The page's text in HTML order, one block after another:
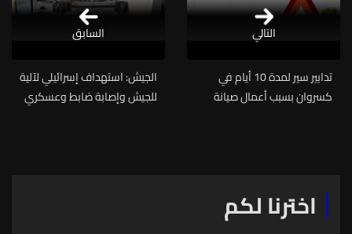
التالي
تدابير سير لمدة 10 أيام في
كسروان بسبب أعمال صيانة
الجيش: استهداف إسرائيلي لآلية
للجيش وإصابة ضابط وعسكري
السابق
اخترنا لكم